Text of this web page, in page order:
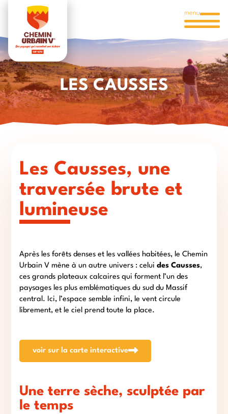
menu
LES CAUSSES
Les Causses, une
traversée brute et
lumineuse
Après les forêts denses et les vallées habitées, le Chemin
Urbain V mène à un autre univers : celuides Causses,
ces grands plateaux calcaires qui forment l’un des
paysages les plus emblématiques du sud du Massif
central. Ici, l’espace semble infini, le vent circule
librement, et le ciel prend toute la place.
voir sur la carte interactive
Une terre sèche, sculptée par
le temps